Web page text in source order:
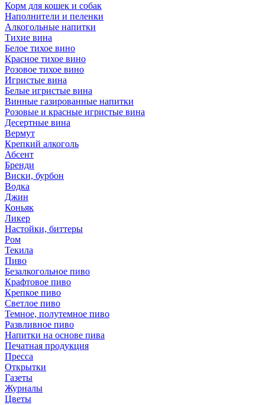
Корм для кошек и собак
Наполнители и пеленки
Алкогольные напитки
Тихие вина
Белое тихое вино
Красное тихое вино
Розовое тихое вино
Игристые вина
Белые игристые вина
Винные газированные напитки
Розовые и красные игристые вина
Десертные вина
Вермут
Крепкий алкоголь
Абсент
Бренди
Виски, бурбон
Водка
Джин
Коньяк
Ликер
Настойки, биттеры
Ром
Текила
Пиво
Безалкогольное пиво
Крафтовое пиво
Крепкое пиво
Светлое пиво
Темное, полутемное пиво
Развливное пиво
Напитки на основе пива
Печатная продукция
Пресса
Открытки
Газеты
Журналы
Цветы